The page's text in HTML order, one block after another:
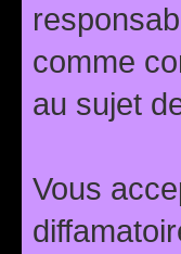
comme
au sujet
Vous